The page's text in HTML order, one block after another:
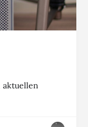
aktuellen